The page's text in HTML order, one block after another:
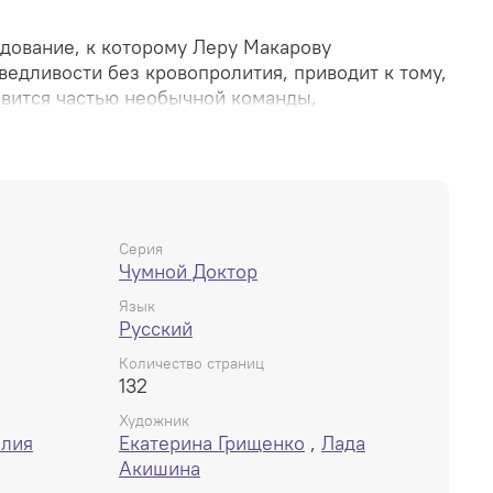
к которому Леру Макарову
без кровопролития, приводит к тому,
частью необычной команды,
оказываются Кризалис, бывший пациент
сверхсилой, и профессиональная
ценой сохранить хрупкий мир в городе… Но и у
из далёкого прошлого, и последствия
Питер до основания. Сумеет ли новая
Ответ — в шестой книге серии «Чумной
Серия
Чумной Доктор
Язык
Русский
Количество страниц
132
Художник
Екатерина Грищенко , Лада
Акишина